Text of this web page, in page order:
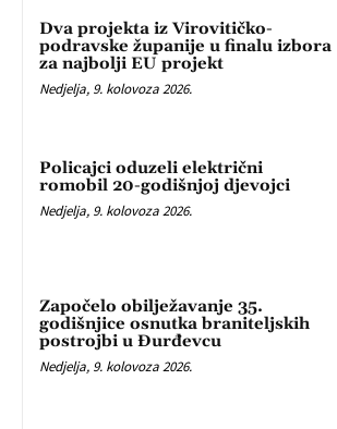
Dva projekta iz Virovitičko-
podravske županije u finalu izbora
za najbolji EU projekt
Nedjelja, 9. kolovoza 2026.
Policajci oduzeli električni
romobil 20-godišnjoj djevojci
Nedjelja, 9. kolovoza 2026.
Započelo obilježavanje 35.
godišnjice osnutka braniteljskih
postrojbi u Đurđevcu
Nedjelja, 9. kolovoza 2026.